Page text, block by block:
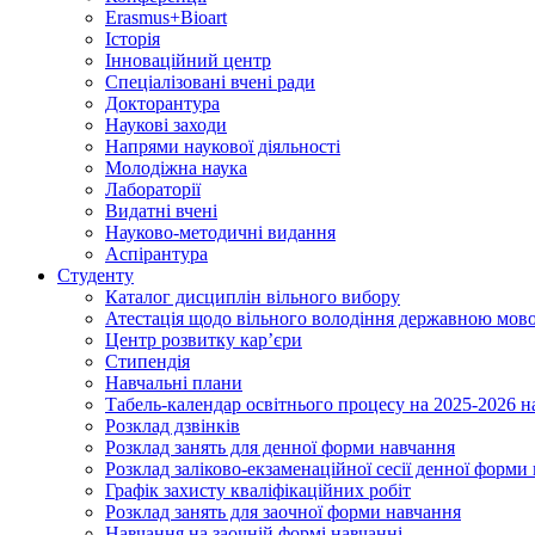
Erasmus+Bioart
Історія
Інноваційний центр
Спеціалізовані вчені ради
Докторантура
Наукові заходи
Напрями наукової діяльності
Молодіжна наука
Лабораторії
Видатні вчені
Науково-методичні видання
Аспірантура
Студенту
Каталог дисциплін вільного вибору
Атестація щодо вільного володіння державною
Центр розвитку кар’єри
Стипендія
Навчальні плани
Табель-календар освітнього процесу на 2025-2026
Розклад дзвінків
Розклад занять для денної форми навчання
Розклад заліково-екзаменаційної сесії денної
Графік захисту кваліфікаційних робіт
Розклад занять для заочної форми навчання